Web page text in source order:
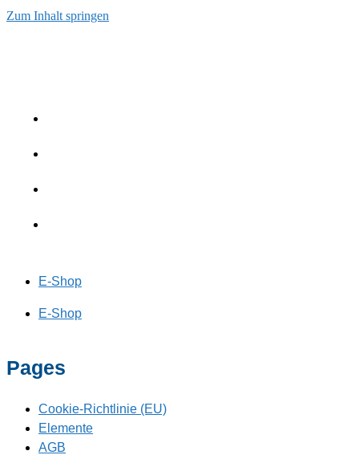
Zum Inhalt springen
E-Shop
E-Shop
Pages
Cookie-Richtlinie (EU)
Elemente
AGB